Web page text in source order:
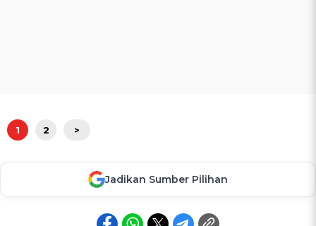
1 2 >
Jadikan Sumber Pilihan